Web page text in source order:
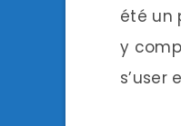
été un
y
s’user